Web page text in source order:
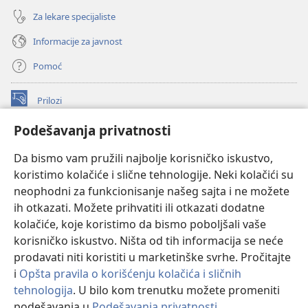
Podešavanja privatnosti
Da bismo vam pružili najbolje korisničko iskustvo,
koristimo kolačiće i slične tehnologije. Neki kolačići su
neophodni za funkcionisanje našeg sajta i ne možete
ih otkazati. Možete prihvatiti ili otkazati dodatne
kolačiće, koje koristimo da bismo poboljšali vaše
korisničko iskustvo. Ništa od tih informacija se neće
prodavati niti koristiti u marketinške svrhe. Pročitajte
i Opšta pravila o korišćenju kolačića i sličnih
tehnologija. U bilo kom trenutku možete promeniti
Za lekare specijaliste
Informacije za javnost
Pomoć
Prilozi
(otvara
prozor)ONLAJN BIBLIOTEKA Watchtower
novi
prozor)JW Hub
(otvara
novi
prozor)
®
Watchtower Library®
Copyright© 2026 Watch Tower Bible and Tract Society of Pennsylvania.